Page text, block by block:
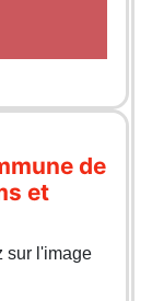
de
et
sur l'image